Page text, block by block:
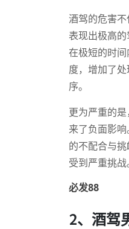
酒驾的危害
表现出极高
在极短的时
度，增加了
序。
更为严重的
来了负面影
的不配合与
受到严重挑战
必发88
2、酒驾